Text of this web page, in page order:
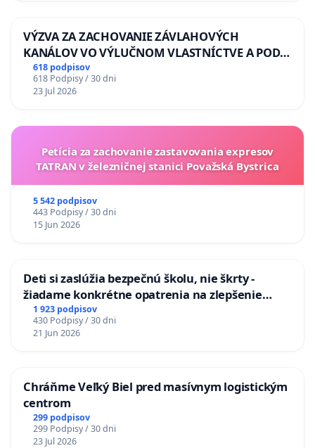
VÝZVA ZA ZACHOVANIE ZÁVLAHOVÝCH
KANÁLOV VO VÝLUČNOM VLASTNÍCTVE A POD
KONTROLOU SLOVENSKEJ REPUBLIKY & žiadosť
na riešenie zanedbaného stavu závlahových a
odvodňovacích kanálov na Slovensku
618 podpisov
618 Podpisy / 30 dni
23 Jul 2026
Petícia za zachovanie zastavovania expresov
TATRAN v železničnej stanici Považská Bystrica
5 542 podpisov
443 Podpisy / 30 dni
15 Jun 2026
Deti si zaslúžia bezpečnú školu, nie škrty -
žiadame konkrétne opatrenia na zlepšenie
situácie v školstve
1 923 podpisov
430 Podpisy / 30 dni
21 Jun 2026
Chráňme Veľký Biel pred masívnym logistickým
centrom
299 podpisov
299 Podpisy / 30 dni
23 Jul 2026